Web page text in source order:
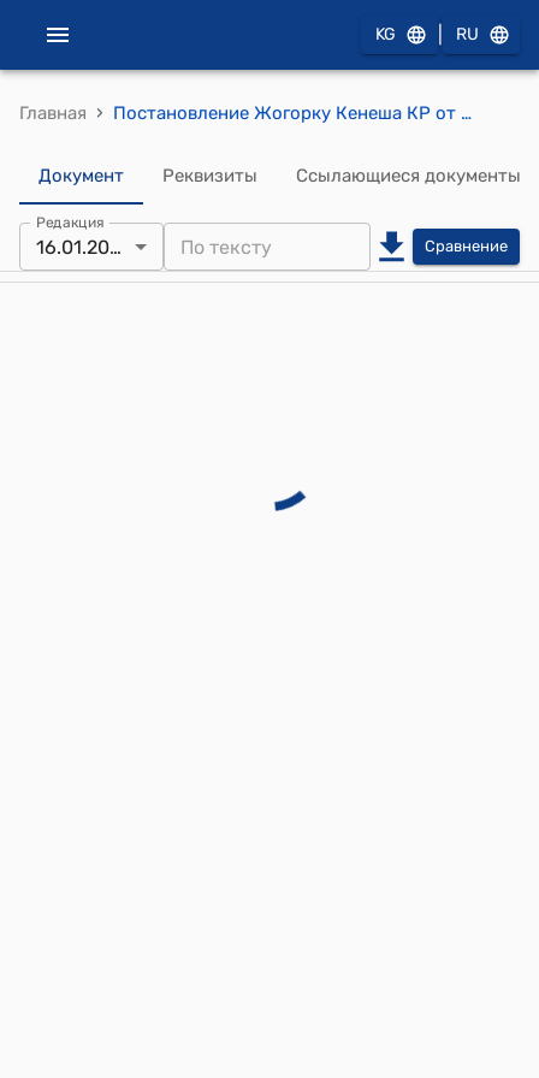
KG RU
Главная › Постановление Жогорку Кенеша КР от 16 января 2020 года № 3490-VI "Об объявлении третьей субботы марта "Общенациональным днем посадки деревьев"
Документ Реквизиты Ссылающиеся документы
Редакция
16.01.2020 Сравнение